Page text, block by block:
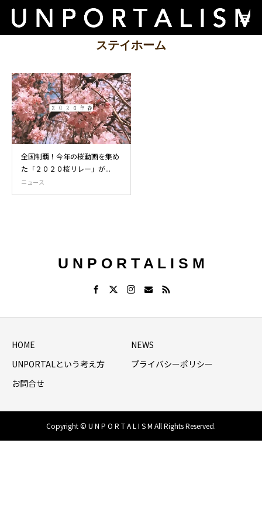
ステイホーム
全国制覇！今年の桜動画を集め
た「２０２０桜リレー」が...
ニュース
U N P O R T A L I S M
HOME
NEWS
UNPORTALという考え方
プライバシーポリシー
お問合せ
Copyright © U N P O R T A L I S M All Rights Reserved.